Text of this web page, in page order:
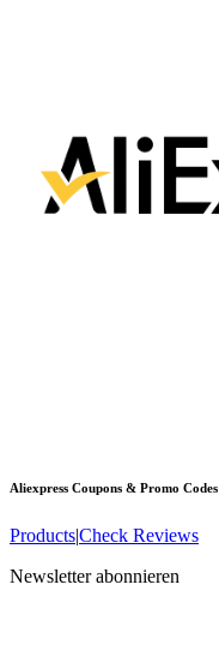
Aliexpress Coupons & Promo Codes
Products|Check Reviews
Newsletter abonnieren